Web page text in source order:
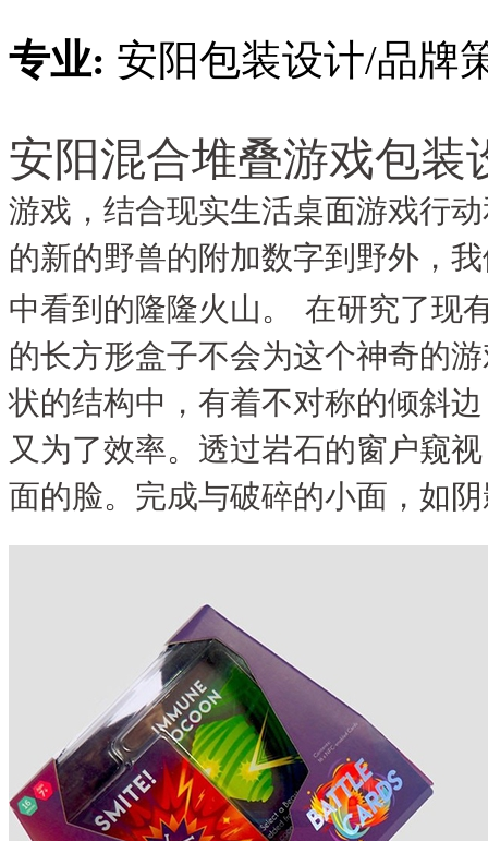
专业: 安阳包装设计/品牌
安阳混合堆叠游戏包装
游戏，结合现实生活桌面游戏行
的新的野兽的附加数字到野外，
中看到的隆隆火山。
在研究了现
的长方形盒子不会为这个神奇的
状的结构中，有着不对称的倾斜
又为了效率。透过岩石的窗户窥
面的脸。完成与破碎的小面，如